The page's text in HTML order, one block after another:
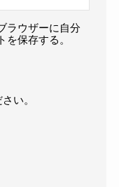
ラウザーに自分
保存する。
い。